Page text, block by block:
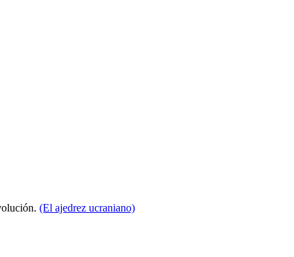
(El ajedrez ucraniano)